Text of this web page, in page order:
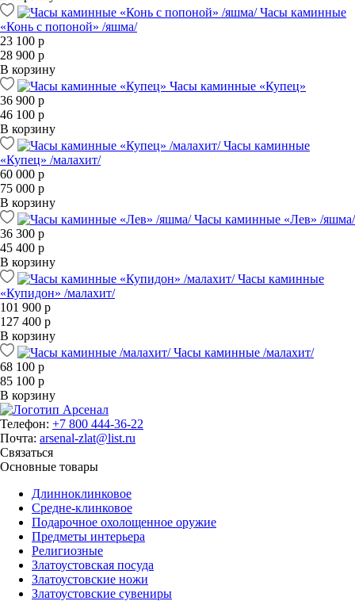
Часы каминные
«Конь с попоной» /яшма/
23 100 р
28 900 р
В корзину
Часы каминные «Купец»
36 900 р
46 100 р
В корзину
Часы каминные
«Купец» /малахит/
60 000 р
75 000 р
В корзину
Часы каминные «Лев» /яшма/
36 300 р
45 400 р
В корзину
Часы каминные
«Купидон» /малахит/
101 900 р
127 400 р
В корзину
Часы каминные /малахит/
68 100 р
85 100 р
В корзину
Телефон: +7 800 444-36-22
Почта: arsenal-zlat@list.ru
Связаться
Основные товары
Длинноклинковое
Средне-клинковое
Подарочное охолощенное оружие
Предметы интерьера
Религиозные
Златоустовская посуда
Златоустовские ножи
Златоустовские сувениры